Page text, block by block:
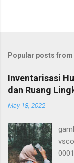
Popular posts
Inventarisasi
dan Ruang
May 18, 2022